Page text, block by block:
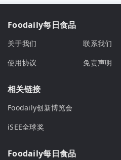
Foodaily每日食品
关于我们 联系我们
使用协议
免责声明
相关链接
Foodaily创新博览会
iSEE全球奖
Foodaily每日食品